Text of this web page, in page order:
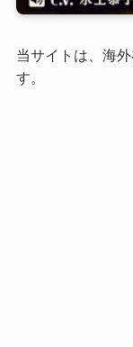
当サイトは、海
す。